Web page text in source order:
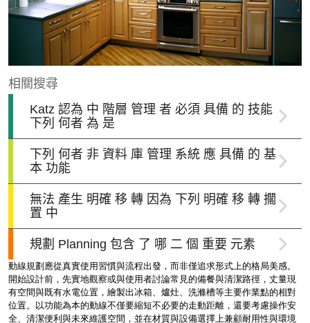
動線規劃應從真實使用習慣與流程出發，而非僅追求形式上的格局美感。
開始設計前，先實地觀察或與使用者討論常見的備餐與清潔路徑，丈量現
有空間與既有水電位置，繪製出冰箱、爐灶、洗滌槽等主要作業點的相對
位置。以功能為本的動線不僅要縮短不必要的走動距離，還要考慮操作安
全、清潔便利與未來維護空間，並在材質與設備選擇上兼顧耐用性與環境